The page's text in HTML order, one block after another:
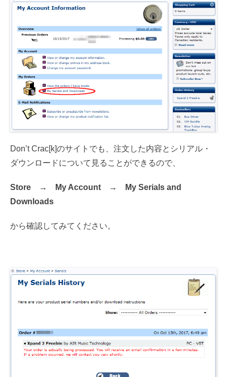
Don’t Crac[k]のサイトでも、注文した内容とシリアル・
ダウンロードについて見ることができるので、
Store → My Account → My Serials and
Downloads
から確認してみてください。